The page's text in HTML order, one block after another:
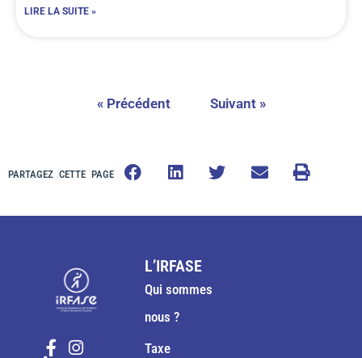
LIRE LA SUITE »
« Précédent Suivant »
PARTAGEZ CETTE PAGE
L’IRFASE
Qui sommes
nous ?
Taxe